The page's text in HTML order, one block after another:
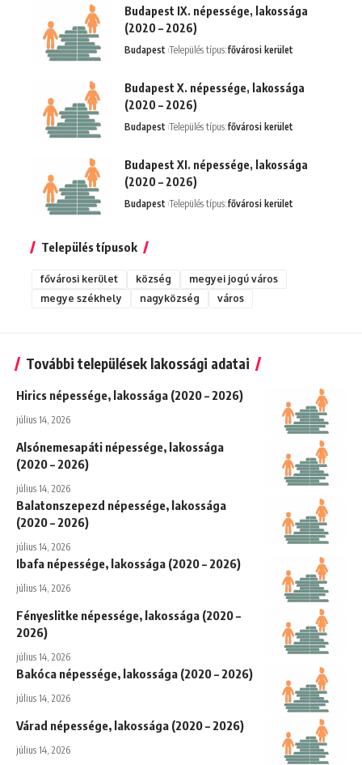
Budapest IX. népessége, lakossága
(2020 – 2026)
Budapest Település típus:fővárosi kerület
Budapest X. népessége, lakossága
(2020 – 2026)
Budapest Település típus:fővárosi kerület
Budapest XI. népessége, lakossága
(2020 – 2026)
Budapest Település típus:fővárosi kerület
Település típusok
fővárosi kerület község
megyei jogú város
megye székhely
nagyközség város
További települések lakossági adatai
Hirics népessége, lakossága (2020 – 2026)
július 14, 2026
Alsónemesapáti népessége, lakossága
(2020 – 2026)
július 14, 2026
Balatonszepezd népessége, lakossága
(2020 – 2026)
július 14, 2026
Ibafa népessége, lakossága (2020 – 2026)
július 14, 2026
Fényeslitke népessége, lakossága (2020 –
2026)
július 14, 2026
Bakóca népessége, lakossága (2020 – 2026)
július 14, 2026
Várad népessége, lakossága (2020 – 2026)
július 14, 2026